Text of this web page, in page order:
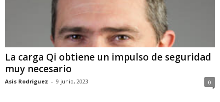
La carga Qi obtiene un impulso de seguridad
muy necesario
Asis Rodriguez - 9 junio, 2023 0